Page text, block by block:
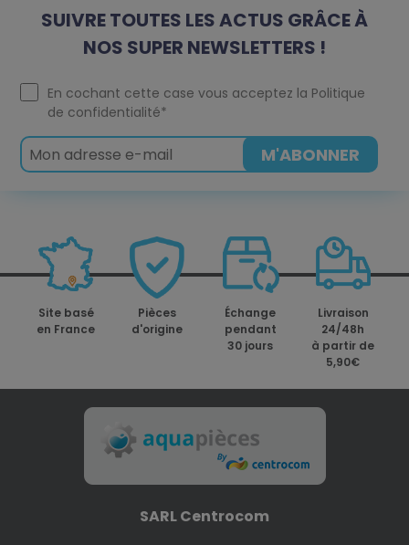
SUIVRE TOUTES LES ACTUS GRÂCE À
NOS SUPER NEWSLETTERS !
En cochant cette case vous acceptez la Politique
de confidentialité*
Site basé
en France
Pièces
d'origine
Échange
pendant
30 jours
Livraison
24/48h
à partir de
5,90€
SARL Centrocom